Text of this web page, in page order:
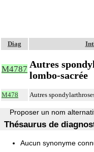
Diag
M4787 Autres
lombo-sacrée
M478 Autres
Proposer un nom
Thésaurus de
Aucun synonyme